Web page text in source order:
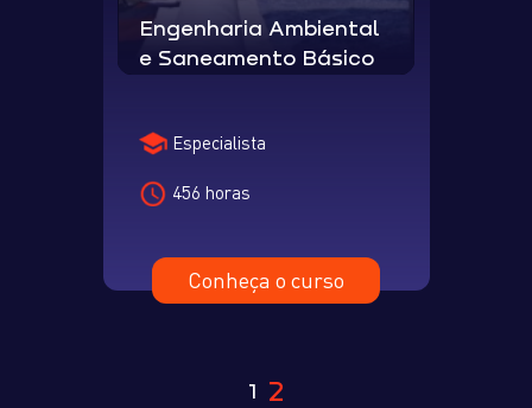
Engenharia Ambiental
e Saneamento Básico
Especialista
456 horas
Conheça o curso
1 2